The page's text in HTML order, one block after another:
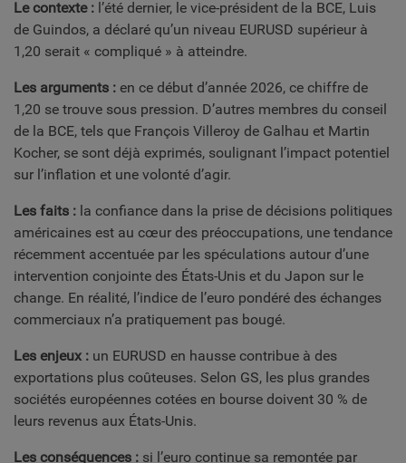
Le contexte : l’été dernier, le vice-président de la BCE, Luis
de Guindos, a déclaré qu’un niveau EURUSD supérieur à
1,20 serait « compliqué » à atteindre.
Les arguments : en ce début d’année 2026, ce chiffre de
1,20 se trouve sous pression. D’autres membres du conseil
de la BCE, tels que François Villeroy de Galhau et Martin
Kocher, se sont déjà exprimés, soulignant l’impact potentiel
sur l’inflation et une volonté d’agir.
Les faits : la confiance dans la prise de décisions politiques
américaines est au cœur des préoccupations, une tendance
récemment accentuée par les spéculations autour d’une
intervention conjointe des États-Unis et du Japon sur le
change. En réalité, l’indice de l’euro pondéré des échanges
commerciaux n’a pratiquement pas bougé.
Les enjeux : un EURUSD en hausse contribue à des
exportations plus coûteuses. Selon GS, les plus grandes
sociétés européennes cotées en bourse doivent 30 % de
leurs revenus aux États-Unis.
Les conséquences : si l’euro continue sa remontée par